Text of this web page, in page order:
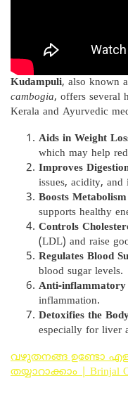
Kudampuli, also known
cambogia, offers several
Kerala and Ayurvedic
Aids in Weight
which may help
Improves
issues, acidity, and
Boosts Metabolism
supports healthy
Controls
(LDL) and raise
Regulates Blood
blood sugar levels.
Anti-inflammatory
inflammation.
Detoxifies the
especially for liver
വഴുതനങ്ങ ഉണ്ടോ
തയ്യാറാക്കാം | Brinjal